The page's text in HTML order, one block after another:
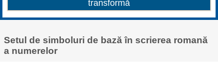
Setul de simboluri de bază în scrierea romană
a numerelor